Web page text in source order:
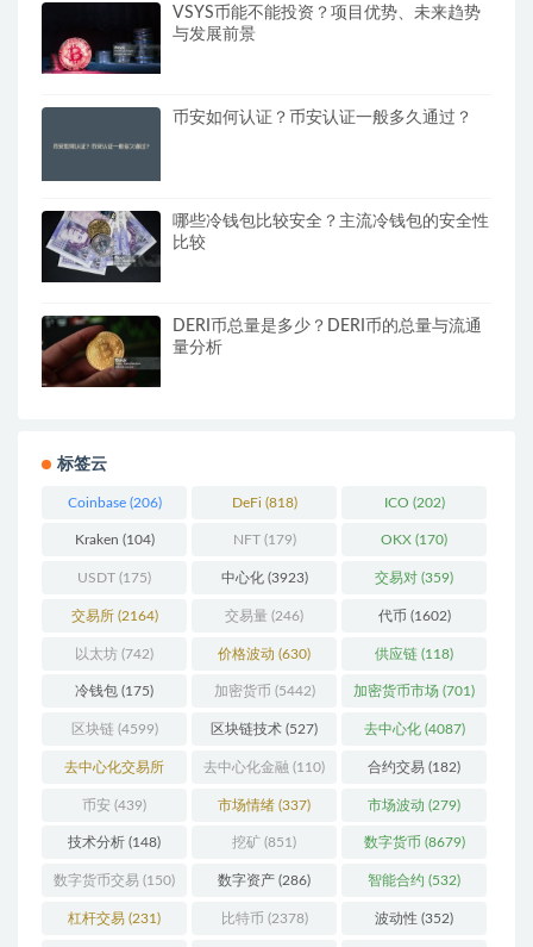
VSYS币能不能投资？项目优势、未来趋势
与发展前景
币安如何认证？币安认证一般多久通过？
哪些冷钱包比较安全？主流冷钱包的安全性
比较
DERI币总量是多少？DERI币的总量与流通
量分析
标签云
Coinbase(206) DeFi (818) ICO (202)
Kraken (104) NFT(179) OKX (170)
USDT (175) 中心化(3923) 交易对 (359)
交易所(2164) 交易量 (246) 代币 (1602)
以太坊 (742) 价格波动 (630) 供应链 (118)
冷钱包 (175) 加密货币 (5442) 加密货币市场 (701)
区块链(4599) 区块链技术 (527) 去中心化(4087)
去中心化交易所
(196)
去中心化金融 (110) 合约交易 (182)
币安 (439) 市场情绪 (337) 市场波动 (279)
技术分析 (148) 挖矿 (851) 数字货币 (8679)
数字货币交易 (150) 数字资产 (286) 智能合约 (532)
杠杆交易 (231) 比特币 (2378) 波动性 (352)